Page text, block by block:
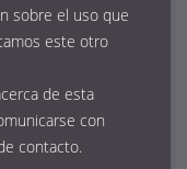
sobre el uso que
este otro
de esta
con
contacto.